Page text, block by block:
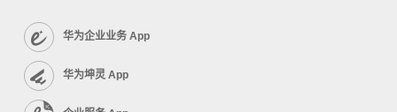
华为企业业务 App
华为坤灵 App